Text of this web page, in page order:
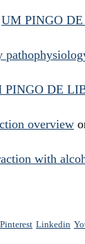
UM PINGO
PINGO DE
overview
with
Pinterest Linkedin